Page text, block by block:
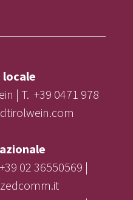
locale
| T. +39 0471 978
02 36550569 |